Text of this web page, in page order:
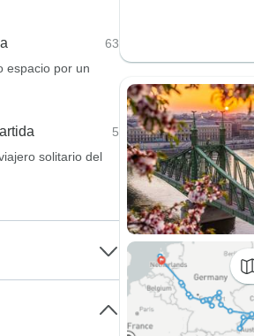
63
espacio por un
5
solitario del